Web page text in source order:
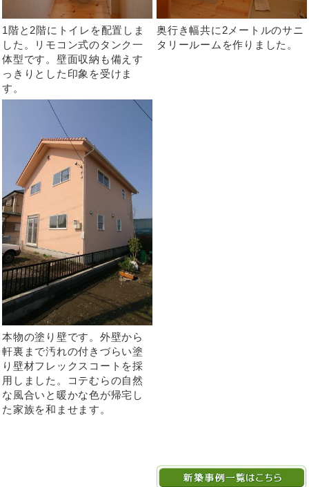
1階と2階にトイレを配置しま
した。リモコン式のタンク一
体型です。壁面収納も備えす
っきりとした印象を受けま
す。
奥行き幅共に2メートルのサニ
タリールームを作りました。
本物の塗り壁です。外壁から
軒裏まで汚れの付きづらい塗
り壁材フレックスコートを採
用しました。コテむらの自然
な風合いと暖かな色が帰宅し
た家族を和ませます。